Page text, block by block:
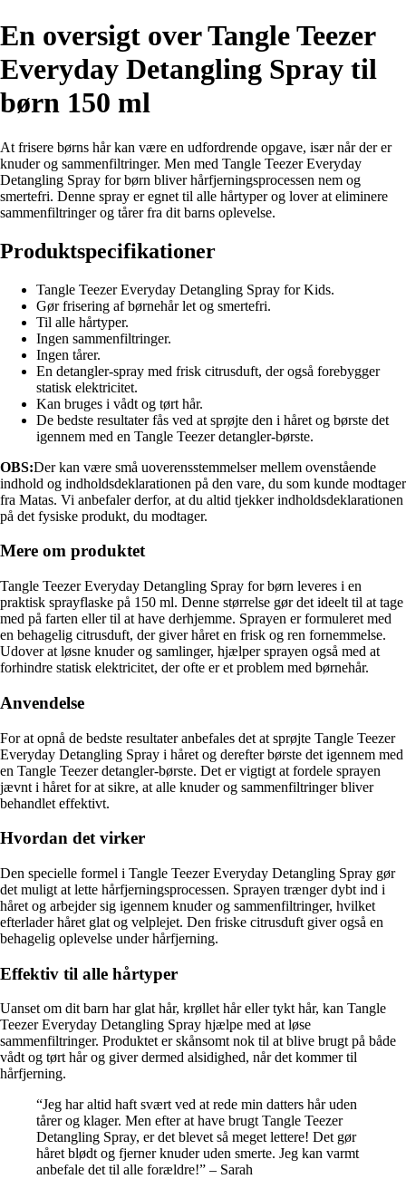
En oversigt over Tangle Teezer
Everyday Detangling Spray til
børn 150 ml
At frisere børns hår kan være en udfordrende opgave, især når der er
knuder og sammenfiltringer. Men med Tangle Teezer Everyday
Detangling Spray for børn bliver hårfjerningsprocessen nem og
smertefri. Denne spray er egnet til alle hårtyper og lover at eliminere
sammenfiltringer og tårer fra dit barns oplevelse.
Produktspecifikationer
Tangle Teezer Everyday Detangling Spray for Kids.
Gør frisering af børnehår let og smertefri.
Til alle hårtyper.
Ingen sammenfiltringer.
Ingen tårer.
En detangler-spray med frisk citrusduft, der også forebygger
statisk elektricitet.
Kan bruges i vådt og tørt hår.
De bedste resultater fås ved at sprøjte den i håret og børste det
igennem med en Tangle Teezer detangler-børste.
OBS:Der kan være små uoverensstemmelser mellem ovenstående
indhold og indholdsdeklarationen på den vare, du som kunde modtager
fra Matas. Vi anbefaler derfor, at du altid tjekker indholdsdeklarationen
på det fysiske produkt, du modtager.
Mere om produktet
Tangle Teezer Everyday Detangling Spray for børn leveres i en
praktisk sprayflaske på 150 ml. Denne størrelse gør det ideelt til at tage
med på farten eller til at have derhjemme. Sprayen er formuleret med
en behagelig citrusduft, der giver håret en frisk og ren fornemmelse.
Udover at løsne knuder og samlinger, hjælper sprayen også med at
forhindre statisk elektricitet, der ofte er et problem med børnehår.
Anvendelse
For at opnå de bedste resultater anbefales det at sprøjte Tangle Teezer
Everyday Detangling Spray i håret og derefter børste det igennem med
en Tangle Teezer detangler-børste. Det er vigtigt at fordele sprayen
jævnt i håret for at sikre, at alle knuder og sammenfiltringer bliver
behandlet effektivt.
Hvordan det virker
Den specielle formel i Tangle Teezer Everyday Detangling Spray gør
det muligt at lette hårfjerningsprocessen. Sprayen trænger dybt ind i
håret og arbejder sig igennem knuder og sammenfiltringer, hvilket
efterlader håret glat og velplejet. Den friske citrusduft giver også en
behagelig oplevelse under hårfjerning.
Effektiv til alle hårtyper
Uanset om dit barn har glat hår, krøllet hår eller tykt hår, kan Tangle
Teezer Everyday Detangling Spray hjælpe med at løse
sammenfiltringer. Produktet er skånsomt nok til at blive brugt på både
vådt og tørt hår og giver dermed alsidighed, når det kommer til
hårfjerning.
“Jeg har altid haft svært ved at rede min datters hår uden
tårer og klager. Men efter at have brugt Tangle Teezer
Detangling Spray, er det blevet så meget lettere! Det gør
håret blødt og fjerner knuder uden smerte. Jeg kan varmt
anbefale det til alle forældre!” – Sarah